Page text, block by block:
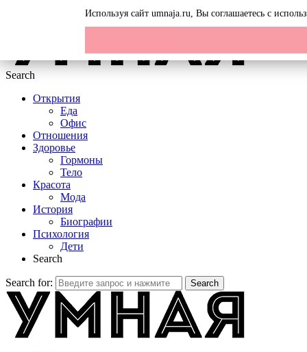
Search
Открытия
Еда
Офис
Отношения
Здоровье
Гормоны
Тело
Красота
Мода
История
Биографии
Психология
Дети
Search
Search for: Search
Используя сайт umnaja.ru, Вы соглашаетесь с